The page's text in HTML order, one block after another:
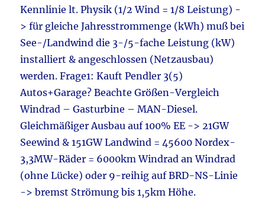
Kennlinie lt. Physik (1/2 Wind = 1/8 Leistung) -
> für gleiche Jahresstrommenge (kWh) muß bei
See-/Landwind die 3-/5-fache Leistung (kW)
installiert & angeschlossen (Netzausbau)
werden. Frage1: Kauft Pendler 3(5)
Autos+Garage? Beachte Größen-Vergleich
Windrad – Gasturbine – MAN-Diesel.
Gleichmäßiger Ausbau auf 100% EE -> 21GW
Seewind & 151GW Landwind = 45600 Nordex-
3,3MW-Räder = 6000km Windrad an Windrad
(ohne Lücke) oder 9-reihig auf BRD-NS-Linie
-> bremst Strömung bis 1,5km Höhe.